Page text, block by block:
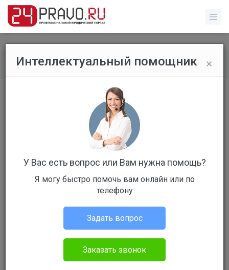
Все вопросы / Без указания категории
Без названия
Вопрос уже решен
Добрый день! При уходе на пенсию,
×
Интеллектуальный помощник
У Вас есть вопрос или Вам нужна помощь?
Я могу быстро помочь вам онлайн или по
телефону
Задать вопрос
Заказать звонок